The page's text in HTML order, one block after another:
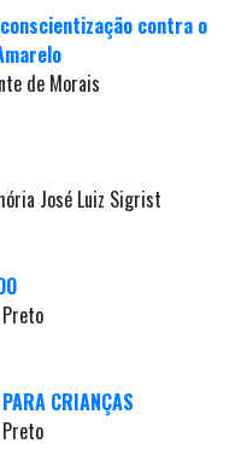
contra o
de Morais
José Luiz Sigrist
CRIANÇAS